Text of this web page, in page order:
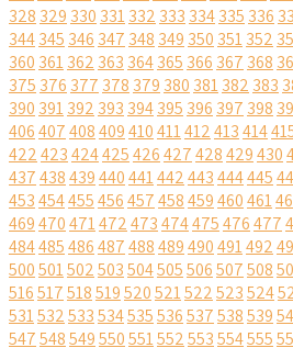
328 329 330 331332 333 334335 336
344345 346 347 348 349 350 351352
360 361362 363 364365 366 367 368
375 376 377 378 379 380 381382 383
390 391392 393 394395 396 397 398
406407408409410411412413414
422423424425426427428429430
437438439440441442443444445
453454455456457458459460461
469470471472473474475476477
484485486487488489490491492
500501502503504505506507508
516517518519520521522523524
531532533534535536537538539
547548549550551552553554555